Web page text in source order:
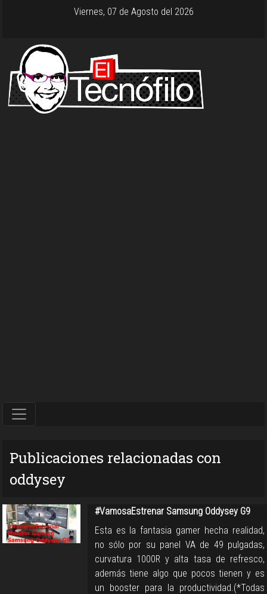
Viernes, 07 de Agosto del 2026
Publicaciones relacionadas con
oddysey
#VamosaEstrenar Samsung Oddysey G9
Esta es la fantasia gamer hecha realidad,
no sólo por su panel VA de 49 pulgadas,
curvatura 1000R y alta tasa de refresco,
además tiene algo que pocos tienen y es
un booster para la productividad.(*Todas